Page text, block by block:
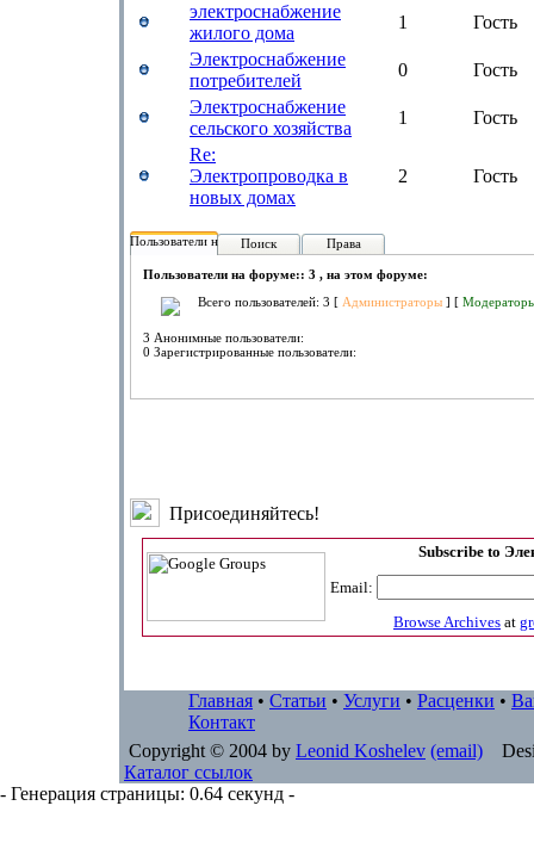
электроснабжение
жилого дома
1
Гость
Электроснабжение
потребителей
0
Гость
Электроснабжение
сельского хозяйства
1
Гость
Re:
Электропроводка в
новых домах
2 Гость
Пользователи на форуме:
Поиск Права
Пользователи на форуме:: 3 , на этом форуме:
Всего пользователей: 3 [ Администраторы ] [
3 Анонимные пользователи:
0 Зарегистрированные пользователи:
Присоединяйтесь!
Subscribe to
Email:
Browse Archives at
Главная • Статьи • Услуги • Расценки •
Контакт
Copyright © 2004 by Leonid Koshelev (email)
Каталог ссылок
- Генерация страницы: 0.64 секунд -